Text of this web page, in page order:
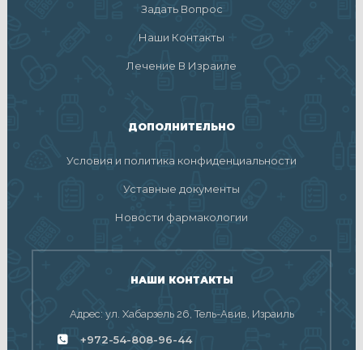
Задать Вопрос
Наши Контакты
Лечение В Израиле
ДОПОЛНИТЕЛЬНО
Условия и политика конфиденциальности
Уставные документы
Новости фармакологии
НАШИ КОНТАКТЫ
Адрес: ул. Хабарзель 26, Тель-Авив, Израиль
+972-54-808-96-44